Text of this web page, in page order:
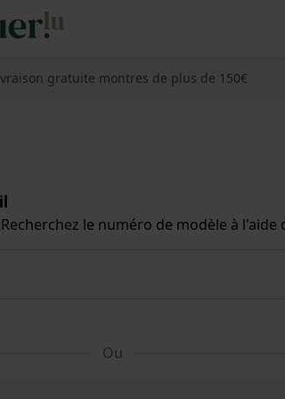
gratuite montres de plus de 150€
le numéro de modèle à l'aide
Ou